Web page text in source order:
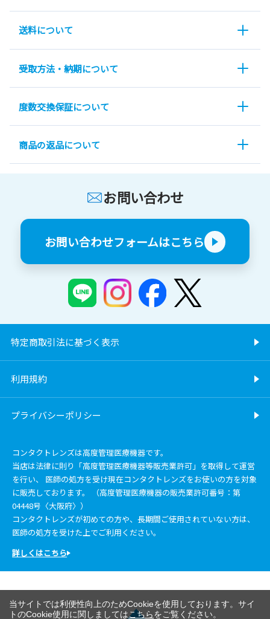
送料について
受取方法・納期について
度数交換保証について
商品の返品について
お問い合わせ
お問い合わせフォームはこちら
特定商取引法に基づく表示
利用規約
プライバシーポリシー
コンタクトレンズは高度管理医療機器です。
当店は法律に則り「高度管理医療機器等販売業許可」を取得して運営
を行い、 医師の処方を受け現在コンタクトレンズをお使いの方を対象
に販売しております。 （高度管理医療機器の販売業許可番号：第
04448号〈大阪府〉）
コンタクトレンズが初めての方や、長期間ご使用されていない方は、
医師の処方を受けた上でご利用ください。
詳しくはこちら
当サイトでは利便性向上のためCookieを使用しております。サイ
トのCookie使用に関しましてはこちらをご覧ください。